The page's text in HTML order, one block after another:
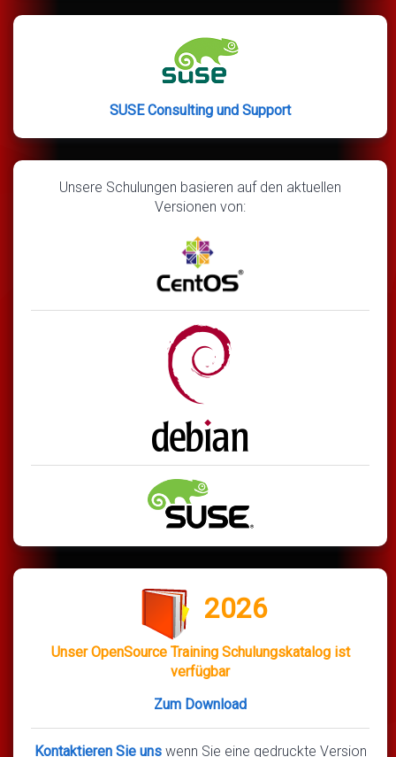
SUSE Consulting und Support
Unsere Schulungen basieren auf den aktuellen
Versionen von:
2026
Unser OpenSource Training Schulungskatalog ist
verfügbar
Zum Download
Kontaktieren Sie uns wenn Sie eine gedruckte Version